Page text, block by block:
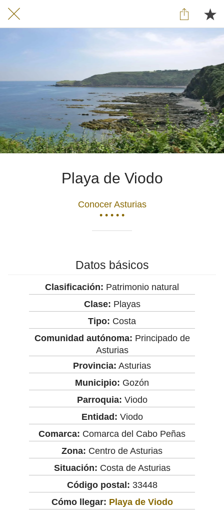
Playa de Viodo
Conocer Asturias
• • • • •
Datos básicos
Clasificación: Patrimonio natural
Clase: Playas
Tipo: Costa
Comunidad autónoma: Principado de
Asturias
Provincia: Asturias
Municipio: Gozón
Parroquia: Viodo
Entidad: Viodo
Comarca: Comarca del Cabo Peñas
Zona: Centro de Asturias
Situación: Costa de Asturias
Código postal: 33448
Cómo llegar: Playa de Viodo